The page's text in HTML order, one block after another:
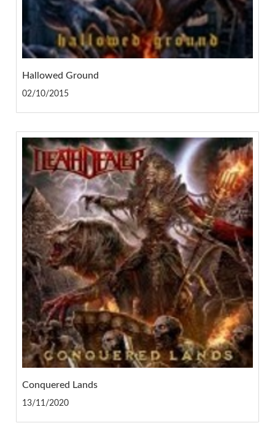
Hallowed Ground
02/10/2015
Conquered Lands
13/11/2020